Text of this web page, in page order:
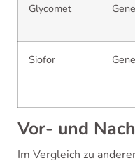
Glycomet
Siofor
Vor- und
Im Vergleich zu